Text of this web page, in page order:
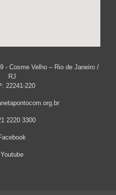
- Cosme Velho – Rio de Janeiro /
RJ
22241-220
2220 3300
Youtube